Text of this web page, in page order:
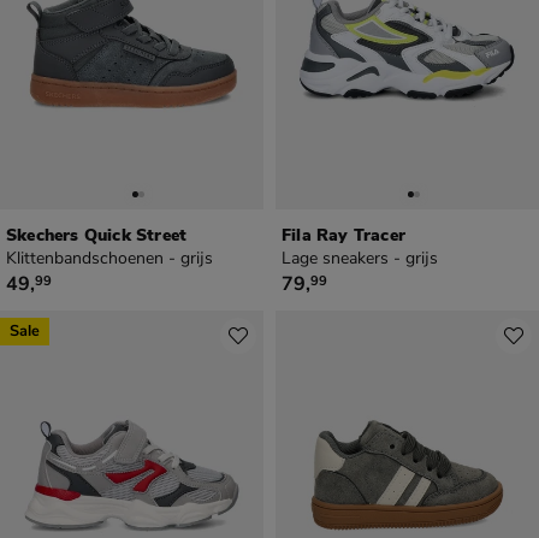
Skechers Quick Street
Klittenbandschoenen - grijs
€ 49,99
49,99
Fila Ray Tracer
Lage sneakers - grijs
€ 79,99
79,99
Sale